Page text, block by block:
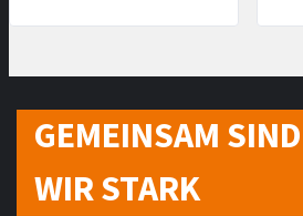
GEMEINSAM SIND
WIR STARK